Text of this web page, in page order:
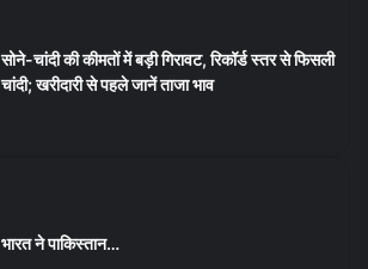
सोने-चांदी की कीमतों में बड़ी गिरावट, रिकॉर्ड स्तर से फिसली
चांदी; खरीदारी से पहले जानें ताजा भाव
भारत ने पाकिस्तान…